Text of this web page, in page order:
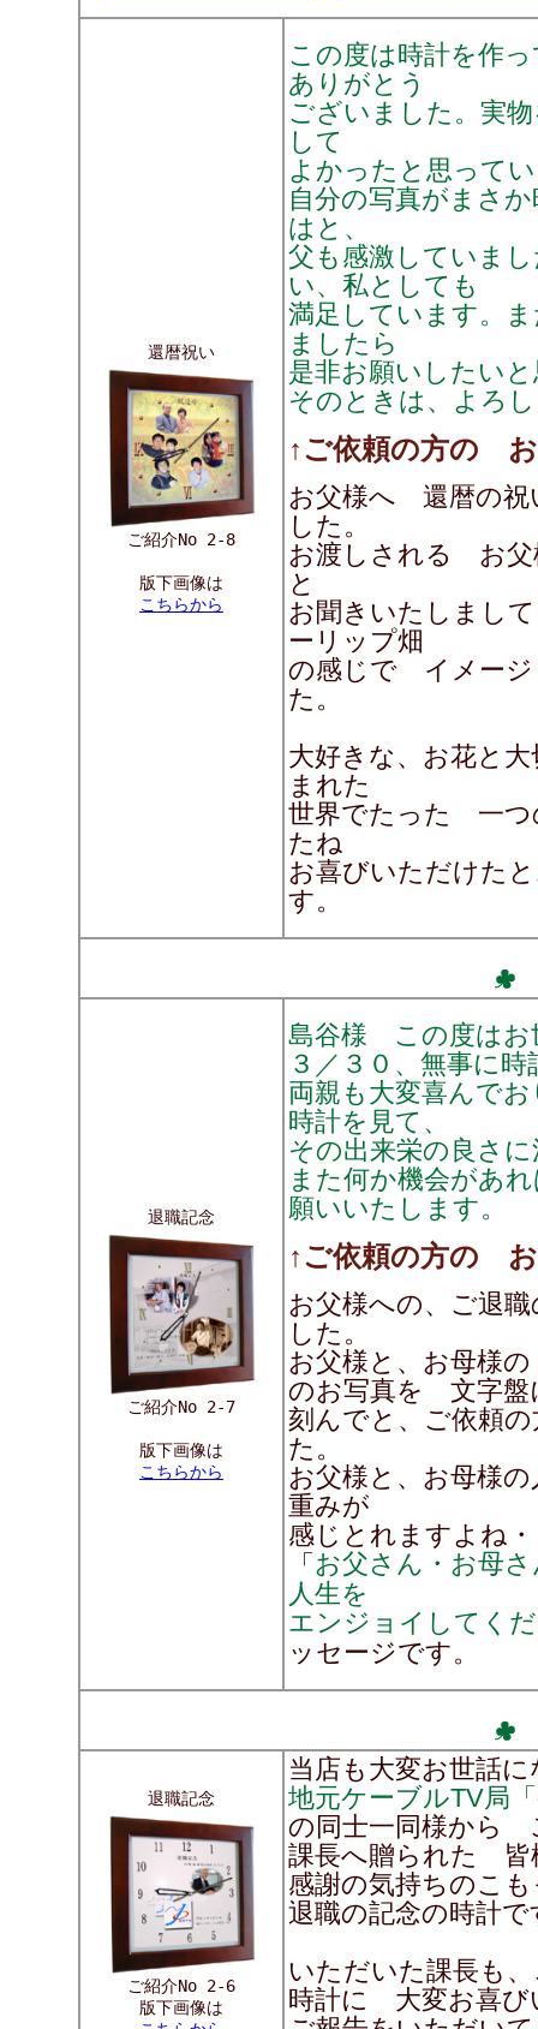
還暦祝い
ご紹介No 2-8
版下画像は
こちらから
この度は時計を作
ありがとう
ございました。実
して
よかったと思って
自分の写真がまさ
はと、
父も感激していま
い、私としても
満足しています。
ましたら
是非お願いしたい
そのときは、よろ
↑ご依頼の方の
お父様へ 還暦の
した。
お渡しされる お
と
お聞きいたしまし
ーリップ畑
の感じで イメージ
た。
大好きな、お花と
まれた
世界でたった 一つ
たね
お喜びいただけた
す。
退職記念
ご紹介No 2-7
版下画像は
こちらから
島谷様 この度はお
３／３０、無事に
両親も大変喜んで
時計を見て、
その出来栄の良さ
また何か機会があ
願いいたします。
↑ご依頼の方の
お父様への、ご退
した。
お父様と、お母様
のお写真を 文字盤
刻んでと、ご依頼
た。
お父様と、お母様
重みが
感じとれますよ
「 お父さん・お母
人生を
エンジョイしてく
ッセージです。
退職記念
ご紹介No 2-6
版下画像は
当店も大変お世話
地元ケーブルTV局
の同士一同様から
課長へ贈られた 皆
感謝の気持ちのこ
退職の記念の時計で
いただいた課長も
時計に 大変お喜び